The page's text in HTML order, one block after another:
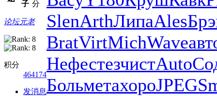
子 分
论坛元老
积分
464174
发消息
SlenArthЛипаAles
BratVirtMichWave
НефестезчистAuto
БольметахороJPEG